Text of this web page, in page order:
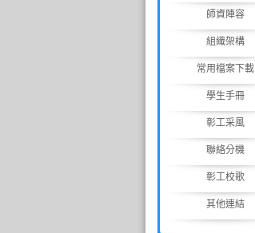
師資陣容
組織架構
常用檔案下載
學生手冊
彰工采風
聯絡分機
彰工校歌
其他連結